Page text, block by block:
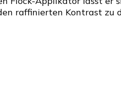
raffinierten Kontrast